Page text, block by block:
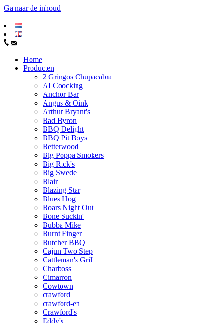
Ga naar de inhoud
Home
Producten
2 Gringos Chupacabra
AI Coocking
Anchor Bar
Angus & Oink
Arthur Bryant's
Bad Byron
BBQ Delight
BBQ Pit Boys
Betterwood
Big Poppa Smokers
Big Rick's
Big Swede
Blair
Blazing Star
Blues Hog
Boars Night Out
Bone Suckin'
Bubba Mike
Burnt Finger
Butcher BBQ
Cajun Two Step
Cattleman's Grill
Charboss
Cimarron
Cowtown
crawford
crawford-en
Crawford's
Eddy's